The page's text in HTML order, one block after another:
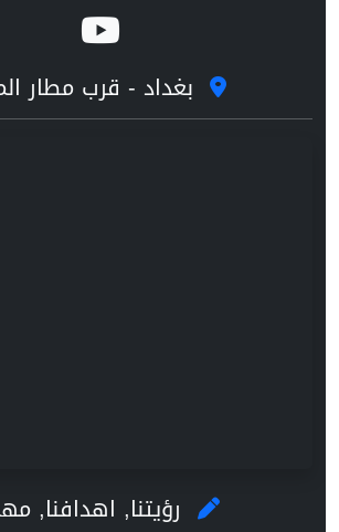
بغداد - قرب مطار
رؤيتنا, اهدافنا,